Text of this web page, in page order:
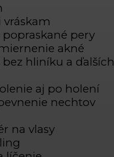
popraskané pery
akné
hliníku a ďalších
aj po holení
nechtov
na vlasy